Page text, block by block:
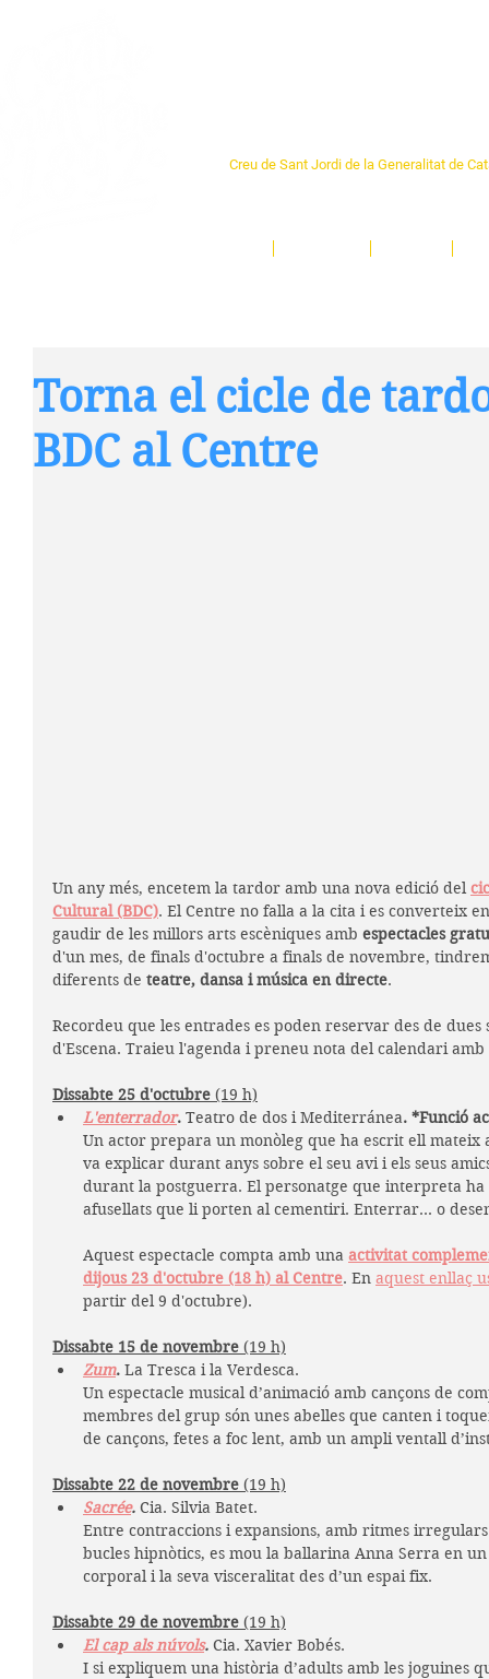
Creu de Sant Jordi de la Generalitat de
Torna el cicle de
BDC al Centre
Un any més, encetem la tardor amb una nova edició del
Cultural (BDC). El Centre no falla a la cita i es converteix
gaudir de les millors arts escèniques amb espectacles
d'un mes, de finals d'octubre a finals de novembre,
diferents de teatre, dansa i música en directe.
Recordeu que les entrades es poden reservar des de
d'Escena. Traieu l'agenda i preneu nota del calendari
Dissabte 25 d'octubre (19 h)
L'enterrador. Teatro de dos i Mediterránea. *Funció
Un actor prepara un monòleg que ha escrit ell
va explicar durant anys sobre el seu avi i els seus
durant la postguerra. El personatge que interpreta
afusellats que li porten al cementiri. Enterrar… o
Aquest espectacle compta amb una activitat
dijous 23 d'octubre (18 h) al Centre. En aquest enllaç
partir del 9 d'octubre).
Dissabte 15 de novembre (19 h)
Zum. La Tresca i la Verdesca.
Un espectacle musical d’animació amb cançons de
membres del grup són unes abelles que canten i
de cançons, fetes a foc lent, amb un ampli ventall
Dissabte 22 de novembre (19 h)
Sacrée. Cia. Silvia Batet.
Entre contraccions i expansions, amb ritmes
bucles hipnòtics, es mou la ballarina Anna Serra en
corporal i la seva visceralitat des d’un espai fix.
Dissabte 29 de novembre (19 h)
El cap als núvols. Cia. Xavier Bobés.
I si expliquem una història d’adults amb les joguines